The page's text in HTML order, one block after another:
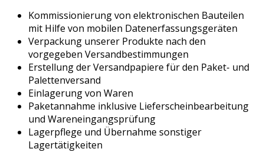
Kommissionierung von elektronischen Bauteilen
mit Hilfe von mobilen Datenerfassungsgeräten
Verpackung unserer Produkte nach den
vorgegeben Versandbestimmungen
Erstellung der Versandpapiere für den Paket- und
Palettenversand
Einlagerung von Waren
Paketannahme inklusive Lieferscheinbearbeitung
und Wareneingangsprüfung
Lagerpflege und Übernahme sonstiger
Lagertätigkeiten